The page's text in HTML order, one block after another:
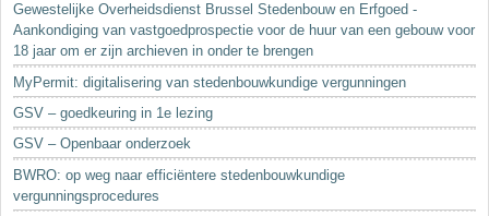
Gewestelijke Overheidsdienst Brussel Stedenbouw en Erfgoed -
Aankondiging van vastgoedprospectie voor de huur van een gebouw voor
18 jaar om er zijn archieven in onder te brengen
MyPermit: digitalisering van stedenbouwkundige vergunningen
GSV – goedkeuring in 1e lezing
GSV – Openbaar onderzoek
BWRO: op weg naar efficiëntere stedenbouwkundige
vergunningsprocedures